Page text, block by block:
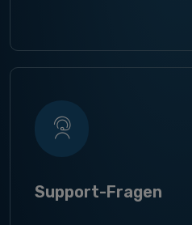
Support-Fragen